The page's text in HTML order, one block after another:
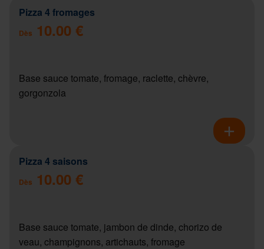
Pizza 4 fromages
Dès 10.00 €
Base sauce tomate, fromage, raclette, chèvre,
gorgonzola
Pizza 4 saisons
Dès 10.00 €
Base sauce tomate, jambon de dinde, chorizo de
veau, champignons, artichauts, fromage